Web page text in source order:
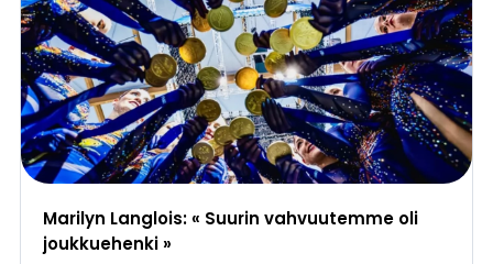
Marilyn Langlois: « Suurin vahvuutemme oli
joukkuehenki »